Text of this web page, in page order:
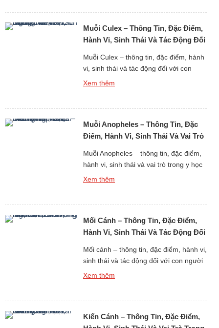
và thường chỉ được biết […]
Muỗi Culex – Thông Tin, Đặc Điểm,
Hành Vi, Sinh Thái Và Tác Động Đối
Muỗi Culex – thông tin, đặc điểm, hành
vi, sinh thái và tác động đối với con
người là một chủ đề quan trọng trong
toàn cầu, xuất hiện với mật độ dày […]
Xem thêm
Muỗi Anopheles – Thông Tin, Đặc
Điểm, Hành Vi, Sinh Thái Và Vai Trò
Muỗi Anopheles – thông tin, đặc điểm,
hành vi, sinh thái và vai trò trong y học
là một chủ đề đặc biệt quan trọng khi
Anopheles là giống muỗi […]
Xem thêm
Mối Cánh – Thông Tin, Đặc Điểm,
Hành Vi, Sinh Thái Và Tác Động Đối
Mối cánh – thông tin, đặc điểm, hành vi,
sinh thái và tác động đối với con người
là một chủ đề quan trọng khi nghiên
đoạn sinh sản […]
Xem thêm
Kiến Cánh – Thông Tin, Đặc Điểm,